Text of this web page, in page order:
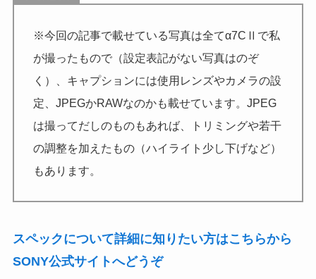
※今回の記事で載せている写真は全てα7CⅡで私
が撮ったもので（設定表記がない写真はのぞ
く）、キャプションには使用レンズやカメラの設
定、JPEGかRAWなのかも載せています。JPEG
は撮ってだしのものもあれば、トリミングや若干
の調整を加えたもの（ハイライト少し下げなど）
もあります。
スペックについて詳細に知りたい方はこちらから
SONY公式サイトへどうぞ